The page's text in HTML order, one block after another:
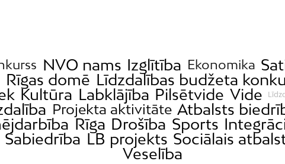
NVO nams Izglītība Ekonomika
Rīgas domē Līdzdalības budžeta
Kultūra Labklājība Pilsētvide Vide
Projekta aktivitāte Atbalsts
Rīga Drošība Sports
Sabiedrība LB projekts Sociālais
Veselība